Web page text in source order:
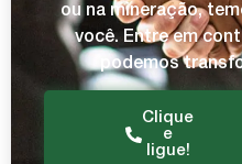
ou na mineração,
você. Entre em
podemos
Clique
e
ligue!